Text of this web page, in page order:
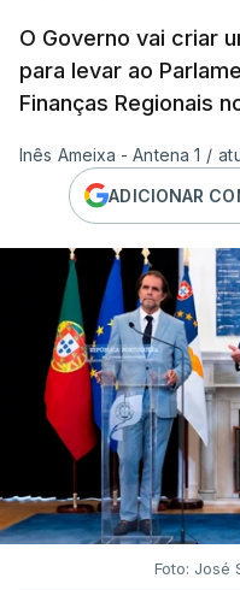
O Governo vai criar
para levar ao
Finanças Regionais
Inês Ameixa - Antena 1 /
ADICIONAR
Foto: José